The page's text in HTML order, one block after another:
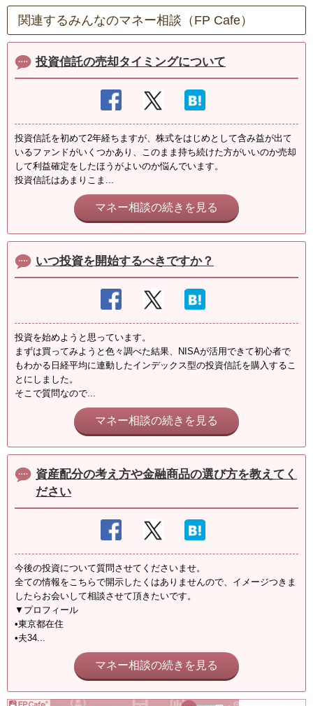
関連するみんなのマネー相談（FP Cafe）
投資信託の売却タイミングについて
投資信託を初めて2年経ちますが、株式をはじめとして含み益が出て
いるファンドがいくつかあり、このまま持ち続けた方がいいのか売却
して利益確定をしたほうがよいのか悩んでいます。
投資信託はあまりこま...
マネー相談の続きを見る
いつ投資を開始するべきですか？
投資を始めようと思っています。
まずは買ってみようと色々調べた結果、NISAが活用できて初心者で
もわかる日経平均に連動したインデックス型の投資信託を購入するこ
とにしました。
そこで質問なので...
マネー相談の続きを見る
資産配分の考え方や金融商品の選び方を教えてく
ださい
今後の投資について質問させてくださいませ。
全ての情報をこちらで開示したくはありませんので、イメージつきま
したらお会いして相談させて頂きたいです。
▼プロフィール
•東京都在住
•夫34...
マネー相談の続きを見る